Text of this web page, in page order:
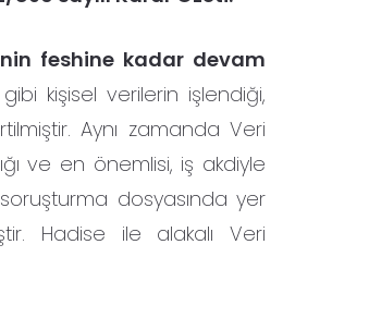
feshine kadar devam
kişisel verilerin işlendiği,
Aynı zamanda Veri
ve en önemlisi, iş akdiyle
dosyasında yer
Hadise ile alakalı Veri